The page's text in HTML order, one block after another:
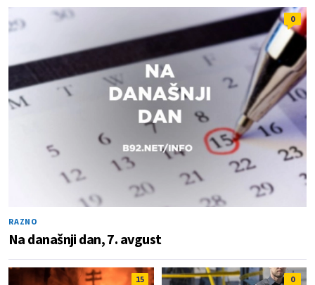
0
RAZNO
Na današnji dan, 7. avgust
15 0